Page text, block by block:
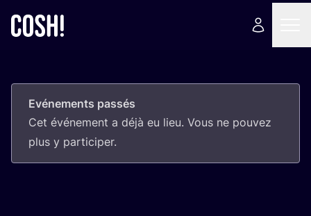
Evénements passés
Cet évé­ne­ment a déjà eu lieu. Vous ne pou­vez
plus y participer.